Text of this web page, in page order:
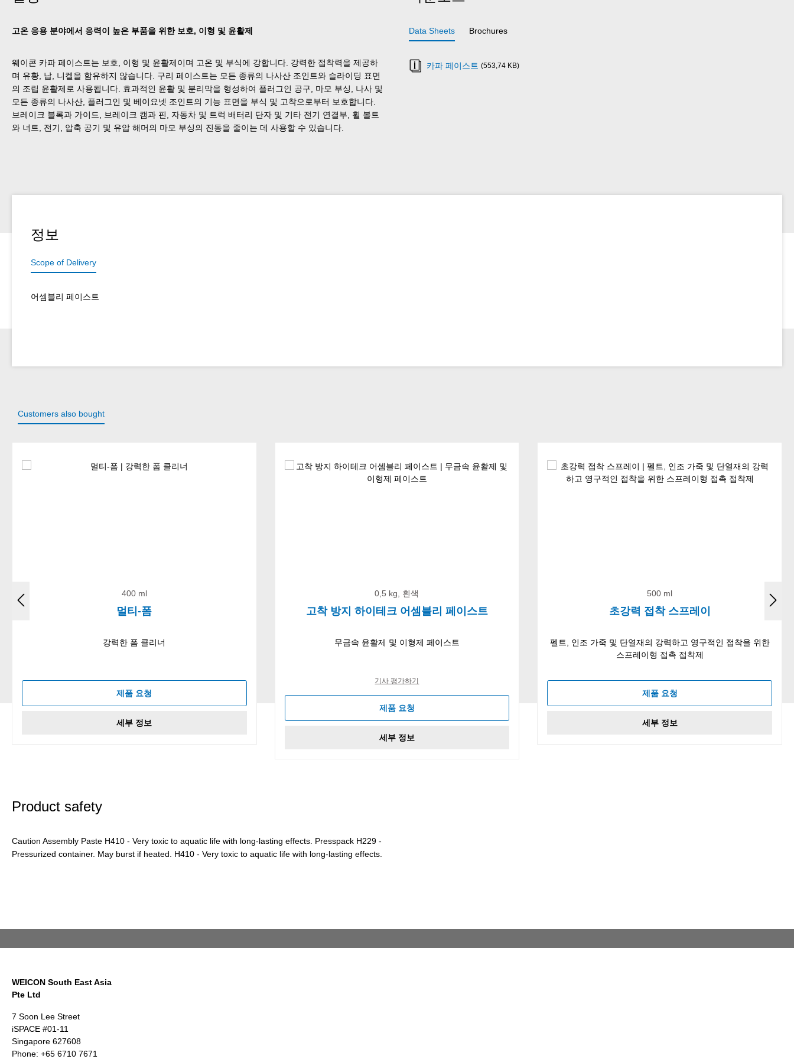
고온 응용 분야에서 응력이 높은 부품을 위한 보호, 이형 및 윤활제
웨이콘 카파 페이스트는 보호, 이형 및 윤활제이며 고온 및 부식에 강합니다. 강력한 접착력을 제공하
며 유황, 납, 니켈을 함유하지 않습니다. 구리 페이스트는 모든 종류의 나사산 조인트와 슬라이딩 표면
의 조립 윤활제로 사용됩니다. 효과적인 윤활 및 분리막을 형성하여 플러그인 공구, 마모 부싱, 나사 및
모든 종류의 나사산, 플러그인 및 베이요넷 조인트의 기능 표면을 부식 및 고착으로부터 보호합니다.
브레이크 블록과 가이드, 브레이크 캠과 핀, 자동차 및 트럭 배터리 단자 및 기타 전기 연결부, 휠 볼트
와 너트, 전기, 압축 공기 및 유압 해머의 마모 부싱의 진동을 줄이는 데 사용할 수 있습니다.
Data Sheets Brochures
카파 페이스트 (553,74 KB)
정보
Scope of Delivery
어셈블리 페이스트
Customers also bought
400 ml
멀티-폼
강력한 폼 클리너
제품 요청
세부 정보
0,5 kg, 흰색
고착 방지 하이테크 어셈블리 페이스트
무금속 윤활제 및 이형제 페이스트
기사 평가하기
제품 요청
세부 정보
500 ml
초강력 접착 스프레이
펠트, 인조 가죽 및 단열재의 강력하고 영구적인 접착을 위한
스프레이형 접촉 접착제
제품 요청
세부 정보
Product safety
Caution Assembly Paste H410 - Very toxic to aquatic life with long-lasting effects. Presspack H229 -
Pressurized container. May burst if heated. H410 - Very toxic to aquatic life with long-lasting effects.
WEICON South East Asia
Pte Ltd
7 Soon Lee Street
iSPACE #01-11
Singapore 627608
Phone: +65 6710 7671